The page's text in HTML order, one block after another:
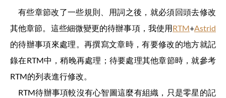
有些章節改了一些規則、用詞之後，就必須回頭去修改
其他章節。這些細微變更的待辦事項，我使用RTM+Astrid
的待辦事項來處理。再撰寫文章時，有要修改的地方就記
錄在RTM中，稍晚再處理；待要處理其他章節時，就參考
RTM的列表進行修改。
RTM待辦事項較沒有心智圖這麼有組織，只是零星的記